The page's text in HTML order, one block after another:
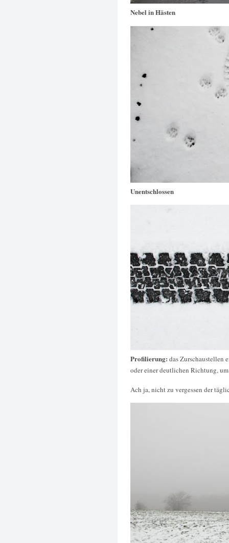
Nebel in Hästen
Unentschlossen
Profilierung: das Zurschaustellen
oder einer deutlichen Richtung,
Ach ja, nicht zu vergessen der